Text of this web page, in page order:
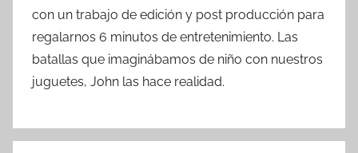
con un trabajo de edición y post producción para
regalarnos 6 minutos de entretenimiento. Las
batallas que imaginábamos de niño con nuestros
juguetes, John las hace realidad.